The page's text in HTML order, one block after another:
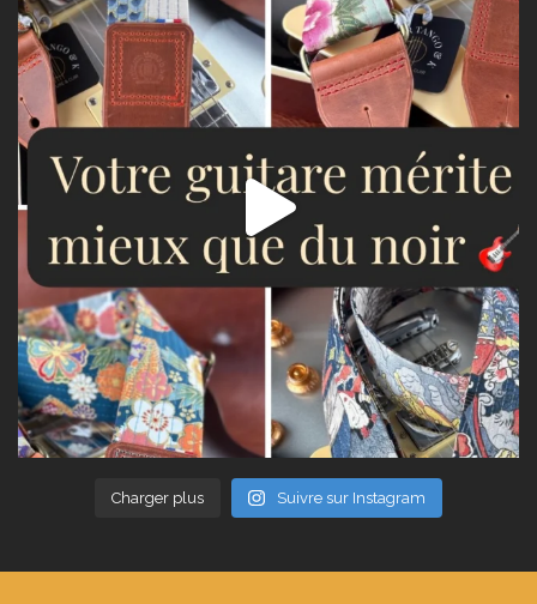
Charger plus Suivre sur Instagram